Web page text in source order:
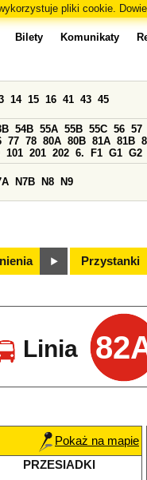
pliki cookie.
Bilety Komunikaty
14 15 16 41 43 45
54B 55A 55B 55C 56 57
77 78 80A 80B 81A 81B
101 201 202 6. F1 G1 G2
N7B N8 N9
Przystanki
Linia
Pokaż na mapie
PRZESIADKI